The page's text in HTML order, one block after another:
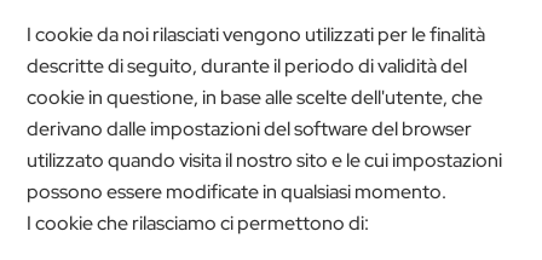
I cookie da noi rilasciati vengono utilizzati per le finalità
descritte di seguito, durante il periodo di validità del
cookie in questione, in base alle scelte dell'utente, che
derivano dalle impostazioni del software del browser
utilizzato quando visita il nostro sito e le cui impostazioni
possono essere modificate in qualsiasi momento.
I cookie che rilasciamo ci permettono di: